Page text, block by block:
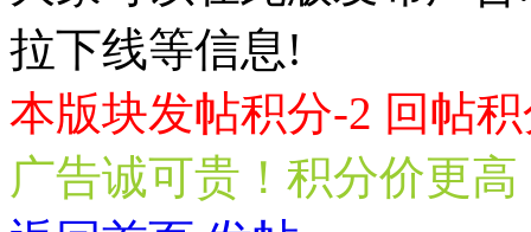
拉下线等信息!
本版块发帖积分-2 回帖
广告诚可贵！积分价更高